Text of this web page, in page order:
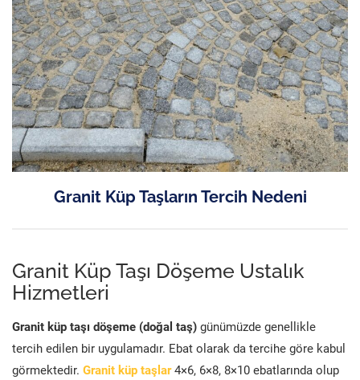
Granit Küp Taşların Tercih Nedeni
Granit Küp Taşı Döşeme Ustalık
Hizmetleri
Granit küp taşı döşeme (doğal taş) günümüzde genellikle
tercih edilen bir uygulamadır. Ebat olarak da tercihe göre kabul
görmektedir. Granit küp taşlar 4×6, 6×8, 8×10 ebatlarında olup